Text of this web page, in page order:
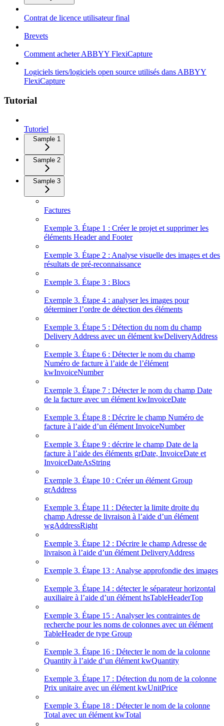
Contrat de licence utilisateur final
Brevets
Comment acheter ABBYY FlexiCapture
Logiciels tiers/logiciels open source utilisés dans ABBYY
FlexiCapture
Tutorial
Tutoriel
Sample 1
Sample 2
Sample 3
Factures
Exemple 3. Étape 1 : Créer le projet et supprimer les
éléments Header and Footer
Exemple 3. Étape 2 : Analyse visuelle des images et des
résultats de pré-reconnaissance
Exemple 3. Étape 3 : Blocs
Exemple 3. Étape 4 : analyser les images pour
déterminer l’ordre de détection des éléments
Exemple 3. Étape 5 : Détection du nom du champ
Delivery Address avec un élément kwDeliveryAddress
Exemple 3. Étape 6 : Détecter le nom du champ
Numéro de facture à l’aide de l’élément
kwInvoiceNumber
Exemple 3. Étape 7 : Détecter le nom du champ Date
de la facture avec un élément kwInvoiceDate
Exemple 3. Étape 8 : Décrire le champ Numéro de
facture à l’aide d’un élément InvoiceNumber
Exemple 3. Étape 9 : décrire le champ Date de la
facture à l’aide des éléments grDate, InvoiceDate et
InvoiceDateAsString
Exemple 3. Étape 10 : Créer un élément Group
grAddress
Exemple 3. Étape 11 : Détecter la limite droite du
champ Adresse de livraison à l’aide d’un élément
wgAddressRight
Exemple 3. Étape 12 : Décrire le champ Adresse de
livraison à l’aide d’un élément DeliveryAddress
Exemple 3. Étape 13 : Analyse approfondie des images
Exemple 3. Étape 14 : détecter le séparateur horizontal
auxiliaire à l’aide d’un élément hsTableHeaderTop
Exemple 3. Étape 15 : Analyser les contraintes de
recherche pour les noms de colonnes avec un élément
TableHeader de type Group
Exemple 3. Étape 16 : Détecter le nom de la colonne
Quantity à l’aide d’un élément kwQuantity
Exemple 3. Étape 17 : Détection du nom de la colonne
Prix unitaire avec un élément kwUnitPrice
Exemple 3. Étape 18 : Détecter le nom de la colonne
Total avec un élément kwTotal